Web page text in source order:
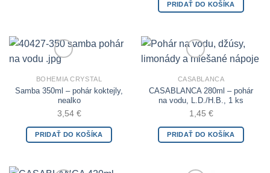
PRIDAŤ DO KOŠÍKA
Add to Wishlist
BOHEMIA CRYSTAL
Samba 350ml – pohár koktejly,
nealko
3,54 €
PRIDAŤ DO KOŠÍKA
Add to Wishlist
CASABLANCA
CASABLANCA 280ml – pohár
na vodu, L.D./H.B., 1 ks
1,45 €
PRIDAŤ DO KOŠÍKA